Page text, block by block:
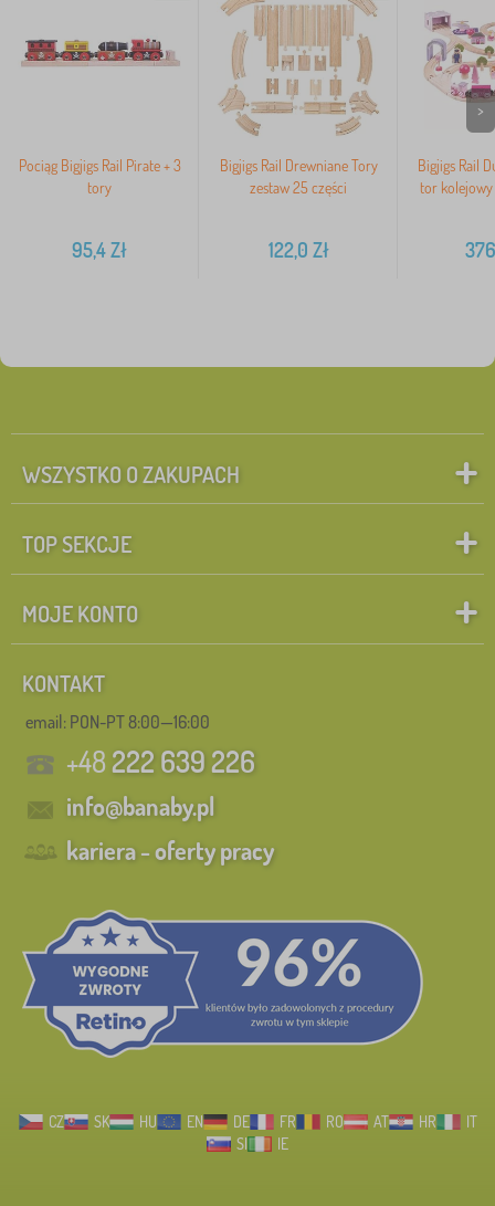
Pociąg Bigjigs Rail Pirate + 3
tory
95,4Zł
Bigjigs Rail Drewniane Tory
zestaw 25 części
122,0 Zł
Bigjigs Rail
tor
>
WSZYSTKO O ZAKUPACH
TOP SEKCJE
MOJE KONTO
KONTAKT
email: PON-PT 8:00—16:00
+48222 639 226
info@banaby.pl
kariera - oferty pracy
CZ SK HU EN DE FR RO AT HR
IT
SI
IE